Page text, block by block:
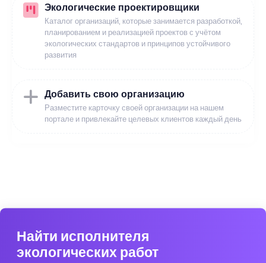
Экологические проектировщики
Каталог организаций, которые занимается разработкой,
планированием и реализацией проектов с учётом
экологических стандартов и принципов устойчивого
развития
Добавить свою организацию
Разместите карточку своей организации на нашем
портале и привлекайте целевых клиентов каждый день
Найти исполнителя
экологических работ